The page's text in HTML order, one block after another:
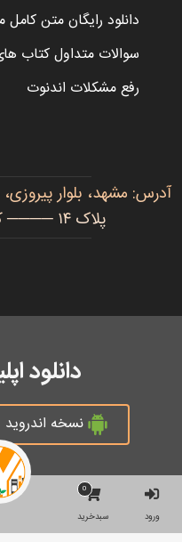
دانلود رایگان متن کامل
سوالات متداول کتاب
رفع مشکلات اندنوت
ورود
0
سبدخرید
پلاک ۱۴ ──── کدپستی: ۹۱۷۷۷۳۴۴۸۶
دانلود
نسخه اندروید
تمام حقوق